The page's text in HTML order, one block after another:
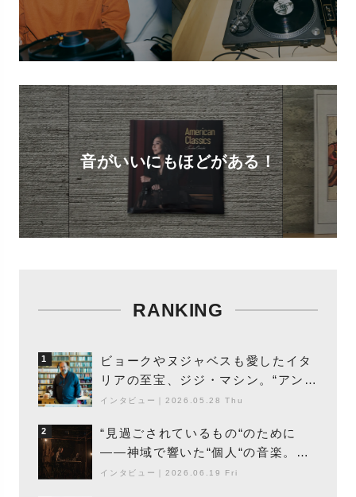
音がいいにもほどがある！
RANKING
1
ビョークやヌジャベスも愛したイタ
リアの至宝、ジジ・マシン。“アンビ
エントの巨匠”が明かす創作の原点
インタビュー 2026.05.28 Thu
2
“見過ごされているもの“のために
――神域で響いた“個人“の音楽。冥
丁の『赤城 夜神楽』をレポート
インタビュー 2026.06.19 Fri